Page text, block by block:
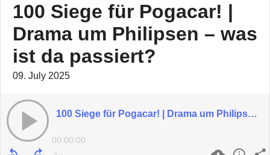
100 Siege für Pogacar! |
Drama um Philipsen – was
ist da passiert?
09. July 2025
100 Siege für Pogacar! | Drama um Philipsen – was ist da passiert?
00:00:00